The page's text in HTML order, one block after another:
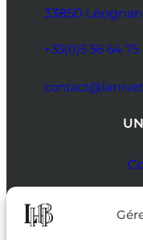
33850 Léognan
+33(0)5 56 64 75
SUIVEZ-NOUS
SUR LES